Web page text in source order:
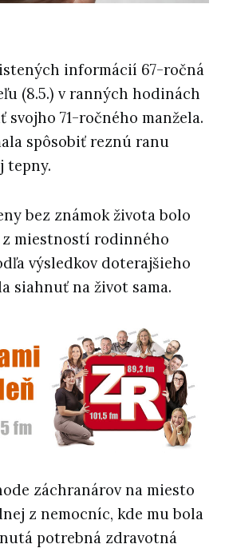
informácií 67-ročná
(8.5.) v ranných hodinách
71-ročného manžela.
spôsobiť reznú ranu
tepny.
bez známok života bolo
z miestností rodinného
výsledkov doterajšieho
siahnuť na život sama.
záchranárov na miesto
z nemocníc, kde mu bola
potrebná zdravotná